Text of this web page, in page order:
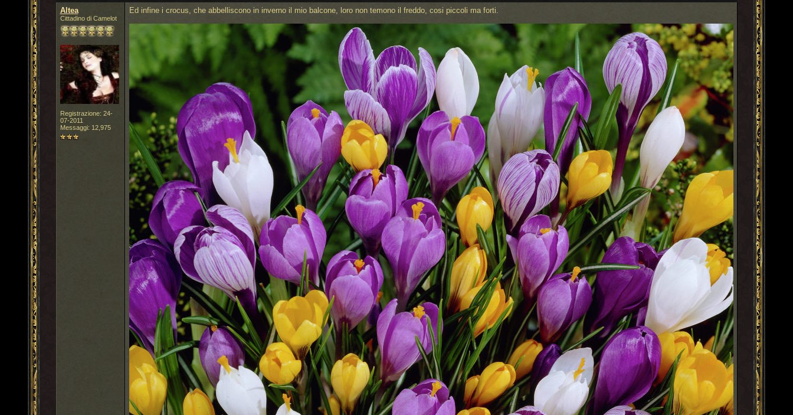
Altea
Cittadino di Camelot
Registrazione: 24-
07-2011
Messaggi: 12,975
Ed infine i crocus, che abbelliscono in inverno il mio balcone, loro non temono il freddo, cosi piccoli ma forti.